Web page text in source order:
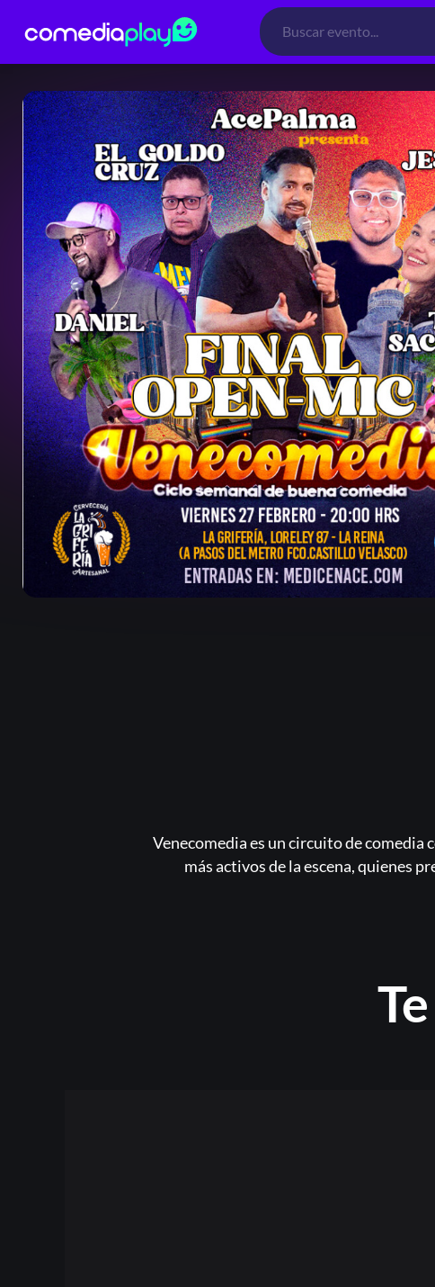
Búsqueda
de
productos
Venecomedia es un circuito de comedia
más activos de la escena, quienes